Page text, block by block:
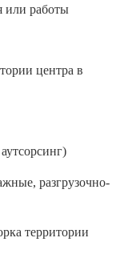
или работы
центра в
разгрузочно-
территории